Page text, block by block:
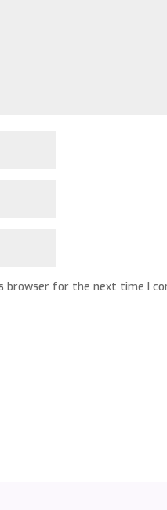
browser for the next time I